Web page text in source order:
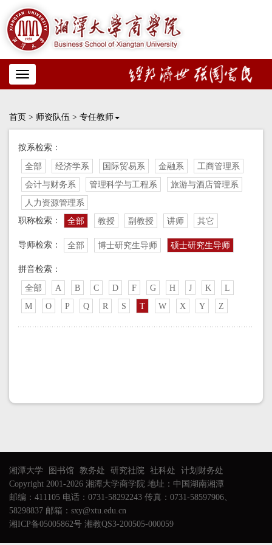
Toggle
navigation
首页 > 师资队伍 > 专任教师
按系检索：
全部 经济学系 国际贸易系 金融系
工商管理系
会计与财务系
管理科学与工程系
旅游与酒店管理系
人力资源管理系
职称检索：
全部 教授 副教授 讲师 其它
导师检索： 全部 博士研究生导师 硕士研究生导师
拼音检索：
全部 A B C D F G H J K
L
M
O P Q R S T W X Y Z
湘潭大学 图书馆 教务处 研究社院 社科处
计划财务处
Copyright 2001-2026 湘潭大学商学院 地址：中国湖南湘潭
邮编：411105 电话：0731-58292243 传真：0731-58597906、
58298837 邮箱：sxy@xtu.edu.cn
湘ICP备05005862号 湘教QS3-200505-000059